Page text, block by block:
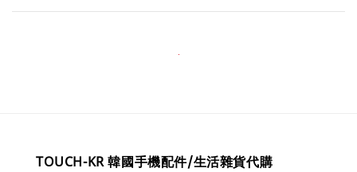
TOUCH-KR 韓國手機配件/生活雜貨代購